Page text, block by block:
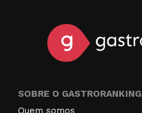
SOBRE O GASTRORANKING
Quem somos